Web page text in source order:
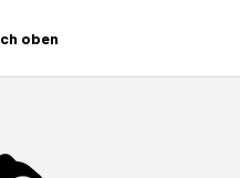
oben